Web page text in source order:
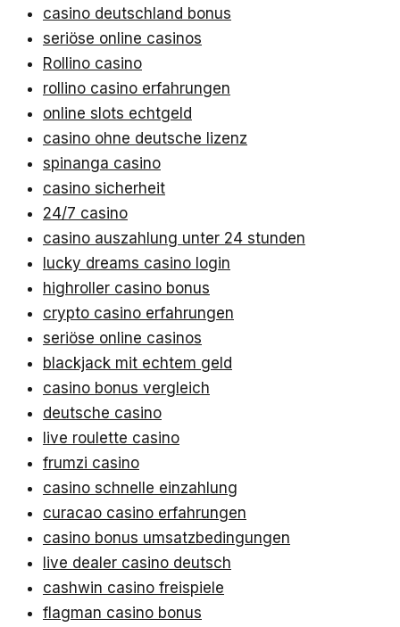
casino deutschland bonus
seriöse online casinos
Rollino casino
rollino casino erfahrungen
online slots echtgeld
casino ohne deutsche lizenz
spinanga casino
casino sicherheit
24/7 casino
casino auszahlung unter 24 stunden
lucky dreams casino login
highroller casino bonus
crypto casino erfahrungen
seriöse online casinos
blackjack mit echtem geld
casino bonus vergleich
deutsche casino
live roulette casino
frumzi casino
casino schnelle einzahlung
curacao casino erfahrungen
casino bonus umsatzbedingungen
live dealer casino deutsch
cashwin casino freispiele
flagman casino bonus